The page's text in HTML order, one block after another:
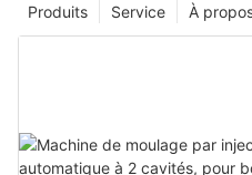
À
Service
Produits